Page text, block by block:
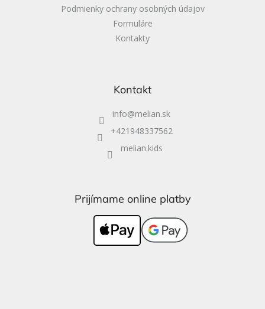
Podmienky ochrany osobných údajov
Formuláre
Kontakty
Kontakt
info@melian.sk
+421948337562
melian.kids
Prijímame online platby